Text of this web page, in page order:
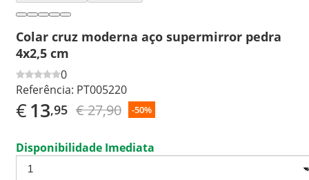
Colar cruz moderna aço supermirror pedra
4x2,5 cm
0
Referência: PT005220
€13,95 € 27,90 -50%
Disponibilidade Imediata